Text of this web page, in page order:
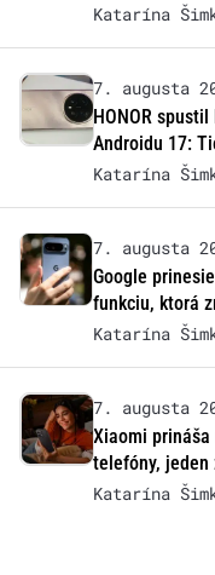
Katarína
7. augusta
HONOR
Androidu 17:
Katarína
7. augusta
Google
funkciu, ktorá
Katarína
7. augusta
Xiaomi prináša
telefóny, jeden
Katarína